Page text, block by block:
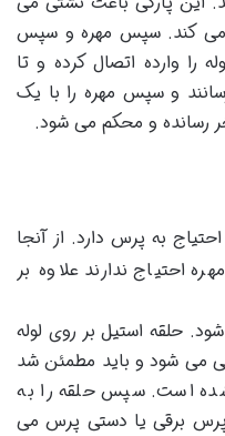
می کند. سپس مهره و سپس
را وارده اتصال کرده و تا
و سپس مهره را با یک
رسانده و محکم می شود.
به پرس دارد. از آنجا
احتیاج ندارند علاوه بر
حلقه استیل بر روی لوله
می شود و باید مطمئن شد
شده است. سپس حلقه را به
برقی یا دستی پرس می